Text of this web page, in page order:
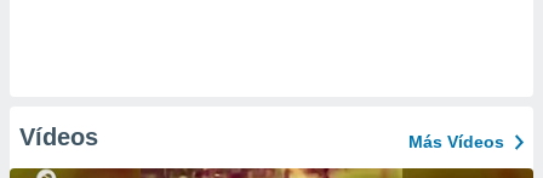
Vídeos Más Vídeos